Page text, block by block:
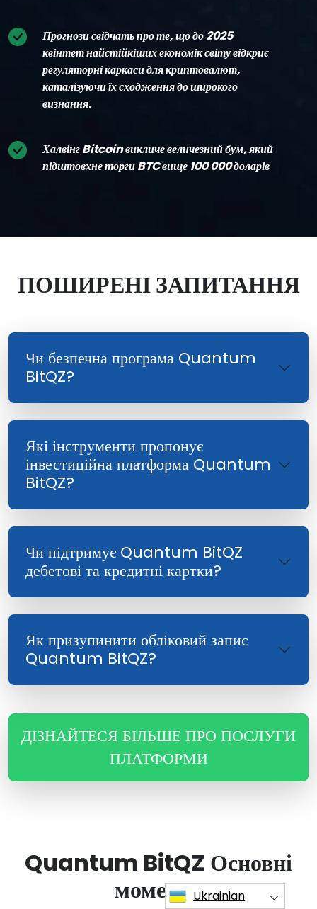
Прогнози свідчать про те, що до 2025
квінтет найстійкіших економік світу відкриє
регуляторні каркаси для криптовалют,
каталізуючи їх сходження до широкого
визнання.
Халвінг Bitcoin викличе величезний бум, який
підштовхне торги BTC вище 100 000 доларів
ПОШИРЕНІ ЗАПИТАННЯ
Чи безпечна програма Quantum
BitQZ?
Які інструменти пропонує
інвестиційна платформа Quantum
BitQZ?
Чи підтримує Quantum BitQZ
дебетові та кредитні картки?
Як призупинити обліковий запис
Quantum BitQZ?
ДІЗНАЙТЕСЯ БІЛЬШЕ ПРО ПОСЛУГИ
ПЛАТФОРМИ
Quantum BitQZ Основні
моментиUkrainian